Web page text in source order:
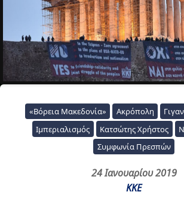
«Βόρεια Μακεδονία» Ακρόπολη
Ιμπεριαλισμός
Κατσώτης Χρήστος
Συμφωνία Πρεσπών
24 Ιανουαρίου 2019
ΚΚΕ